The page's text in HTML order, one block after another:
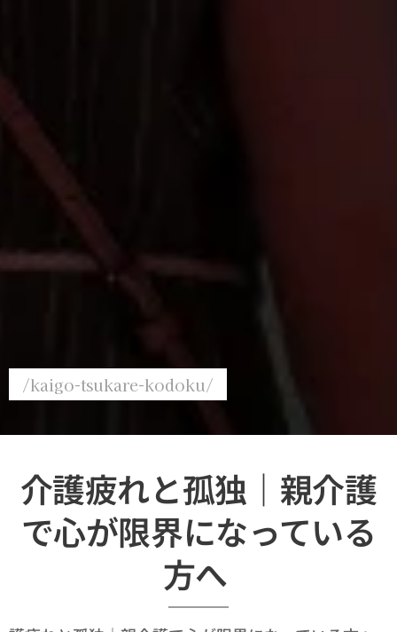
/kaigo-tsukare-kodoku/
介護疲れと孤独｜親介護
で心が限界になっている
方へ